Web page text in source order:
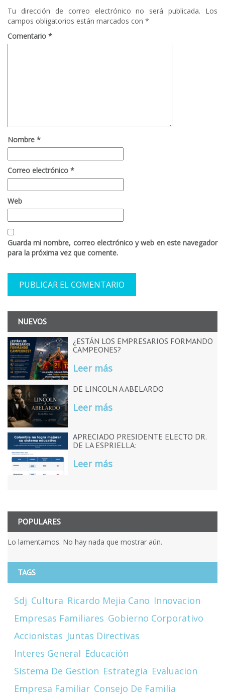
Tu dirección de correo electrónico no será publicada.
Los
campos obligatorios están marcados con *
Comentario *
Nombre *
Correo electrónico *
Web
Guarda mi nombre, correo electrónico y web en este navegador
para la próxima vez que comente.
NUEVOS
¿ESTÁN LOS EMPRESARIOS FORMANDO
CAMPEONES?
Leer más
DE LINCOLN A ABELARDO
Leer más
APRECIADO PRESIDENTE ELECTO DR.
DE LA ESPRIELLA:
Leer más
POPULARES
Lo lamentamos. No hay nada que mostrar aún.
TAGS
Sdj Cultura Ricardo Mejia Cano Innovacion
Empresas Familiares Gobierno Corporativo
Accionistas Juntas Directivas
Interes General Educación
Sistema De Gestion Estrategia Evaluacion
Empresa Familiar Consejo De Familia